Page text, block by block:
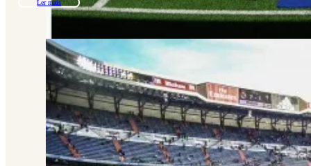
Ler mais